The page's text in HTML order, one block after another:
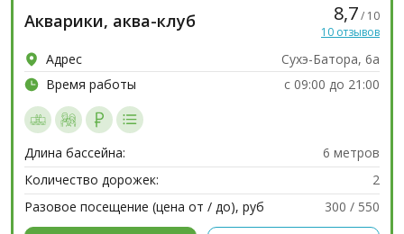
Акварики, аква-клуб 8,7/ 10
10 отзывов
Адрес
Сухэ-Батора, 6а
Время работы
с 09:00 до 21:00
Длина бассейна:
6 метров
Количество дорожек:
2
Разовое посещение (цена от / до), руб
300 / 550